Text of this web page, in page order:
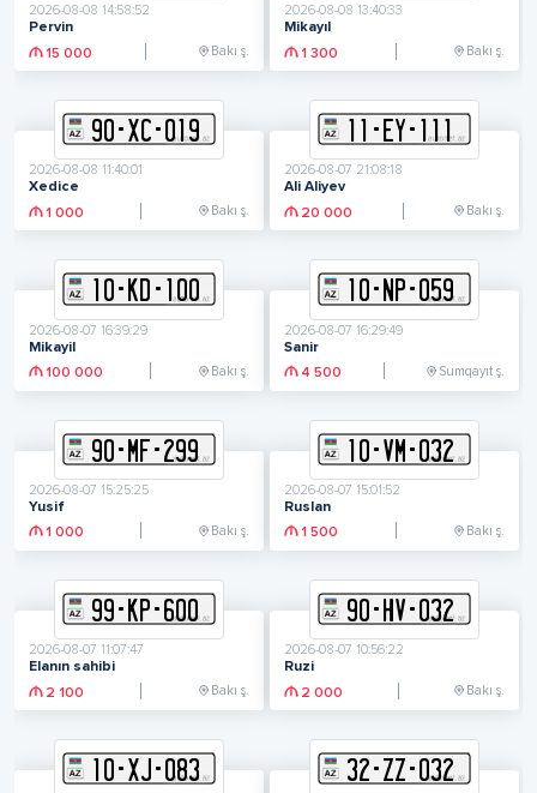
2026-08-08 14:58:52
Pervin
15 000
Bakı ş.
2026-08-08 13:40:33
Mikayıl
1 300
Bakı ş.
90-XC-019
2026-08-08 11:40:01
Xedice
1 000
Bakı ş.
11 - EY-111
2026-08-07 21:08:18
Ali Aliyev
20 000
Bakı ş.
10- KD-100
2026-08-07 16:39:29
Mikayil
100 000
Bakı ş.
10- N P-059
2026-08-07 16:29:49
Sanir
4 500
Sumqayıt ş.
90-MF-299
2026-08-07 15:25:25
Yusif
1 000
Bakı ş.
10-VM-032
2026-08-07 15:01:52
Ruslan
1 500
Bakı ş.
99- KP-600
2026-08-07 11:07:47
Elanın sahibi
2 100
Bakı ş.
90-HV-032
2026-08-07 10:56:22
Ruzi
2 000
Bakı ş.
10-XJ-083 32-ZZ-032